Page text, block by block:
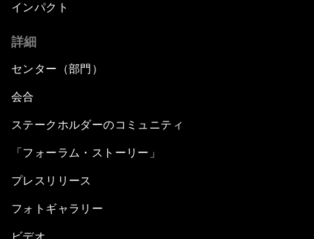
インパクト
詳細
センター（部門）
会合
ステークホルダーのコミュニティ
「フォーラム・ストーリー」
プレスリリース
フォトギャラリー